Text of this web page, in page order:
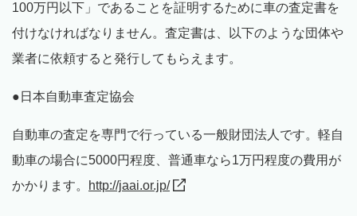
100万円以下」であることを証明するために車の査定書を
付けなければなりません。査定書は、以下のような団体や
業者に依頼すると発行してもらえます。
●日本自動車査定協会
自動車の査定を専門で行っている一般財団法人です。軽自
動車の場合に5000円程度、普通車なら1万円程度の費用が
かかります。
http://jaai.or.jp/